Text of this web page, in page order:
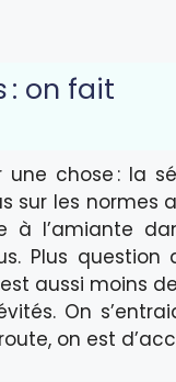
: on fait
chose : la
sur les normes
à l’amiante
Plus question
aussi moins
On
on est